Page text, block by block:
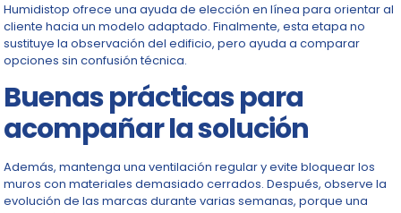
Humidistop ofrece una ayuda de elección en línea para orientar al
cliente hacia un modelo adaptado. Finalmente, esta etapa no
sustituye la observación del edificio, pero ayuda a comparar
opciones sin confusión técnica.
Buenas prácticas para
acompañar la solución
Además, mantenga una ventilación regular y evite bloquear los
muros con materiales demasiado cerrados. Después, observe la
evolución de las marcas durante varias semanas, porque una